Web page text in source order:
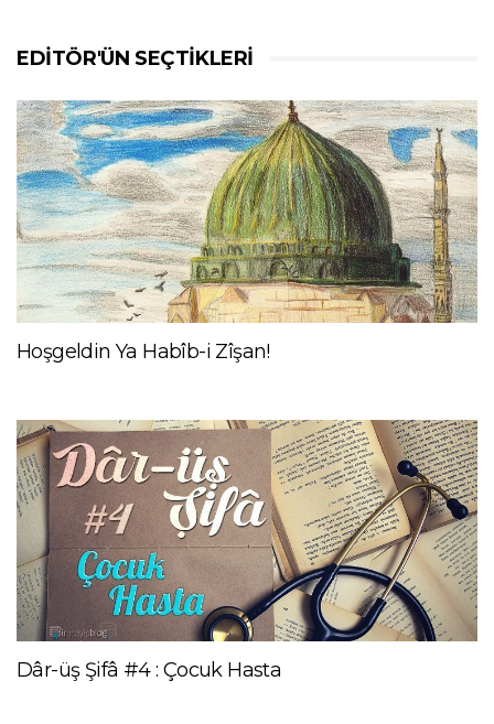
EDITÖR'ÜN SEÇTIKLERI
Hoşgeldin Ya Habîb-i Zîşan!
Dâr-üş Şifâ #4 : Çocuk Hasta